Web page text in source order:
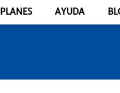
PLANES AYUDA